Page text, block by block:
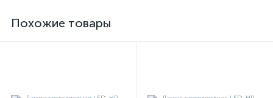
Похожие товары